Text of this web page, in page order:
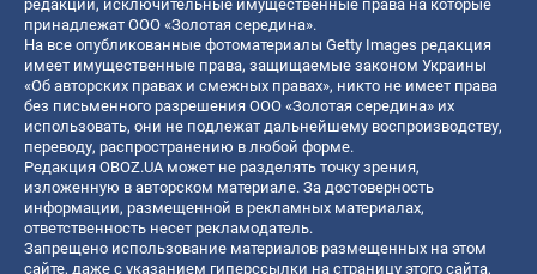
редакции, исключительные имущественные права на которые
принадлежат ООО «Золотая середина».
На все опубликованные фотоматериалы Getty Images редакция
имеет имущественные права, защищаемые законом Украины
«Об авторских правах и смежных правах», никто не имеет права
без письменного разрешения ООО «Золотая середина» их
использовать, они не подлежат дальнейшему воспроизводству,
переводу, распространению в любой форме.
Редакция OBOZ.UA может не разделять точку зрения,
изложенную в авторском материале. За достоверность
информации, размещенной в рекламных материалах,
ответственность несет рекламодатель.
Запрещено использование материалов размещенных на этом
сайте, даже с указанием гиперссылки на страницу этого сайта,